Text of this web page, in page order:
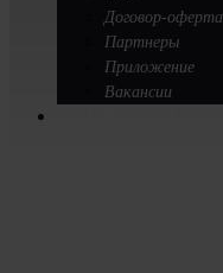
Договор-оферта
Партнеры
Приложение
Вакансии